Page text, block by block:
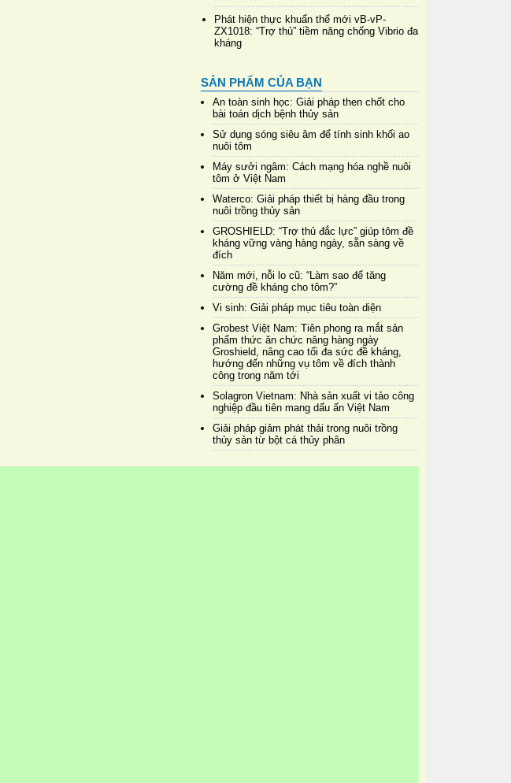
Phát hiện thực khuẩn thể mới vB-vP-
ZX1018: “Trợ thủ” tiềm năng chống Vibrio đa
kháng
SẢN PHẨM CỦA BẠN
An toàn sinh học: Giải pháp then chốt cho
bài toán dịch bệnh thủy sản
Sử dụng sóng siêu âm để tính sinh khối ao
nuôi tôm
Máy sưởi ngâm: Cách mạng hóa nghề nuôi
tôm ở Việt Nam
Waterco: Giải pháp thiết bị hàng đầu trong
nuôi trồng thủy sản
GROSHIELD: “Trợ thủ đắc lực” giúp tôm đề
kháng vững vàng hàng ngày, sẵn sàng về
đích
Năm mới, nỗi lo cũ: “Làm sao để tăng
cường đề kháng cho tôm?”
Vi sinh: Giải pháp mục tiêu toàn diện
Grobest Việt Nam: Tiên phong ra mắt sản
phẩm thức ăn chức năng hàng ngày
Groshield, nâng cao tối đa sức đề kháng,
hướng đến những vụ tôm về đích thành
công trong năm tới
Solagron Vietnam: Nhà sản xuất vi tảo công
nghiệp đầu tiên mang dấu ấn Việt Nam
Giải pháp giảm phát thải trong nuôi trồng
thủy sản từ bột cá thủy phân